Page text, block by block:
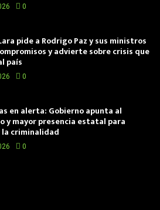
0
pide a Rodrigo Paz y sus ministros
y advierte sobre crisis que
país
0
en alerta: Gobierno apunta al
y mayor presencia estatal para
criminalidad
0